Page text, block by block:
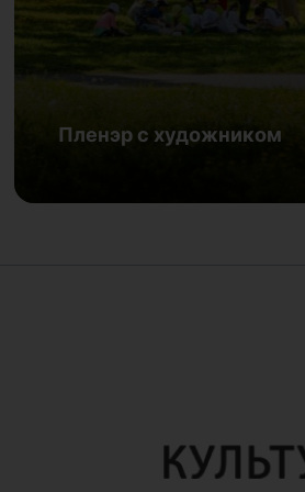
Подробнее
Пленэр с художником